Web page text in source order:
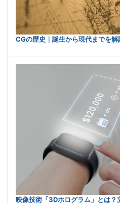
CGの歴史｜誕生から現代までを解
映像技術「3Dホログラム」とは